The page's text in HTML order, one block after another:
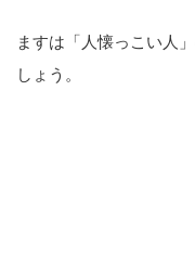
ますは「人懐っこい人
しょう。